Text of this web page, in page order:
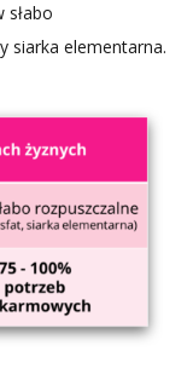
siarka elementarna.